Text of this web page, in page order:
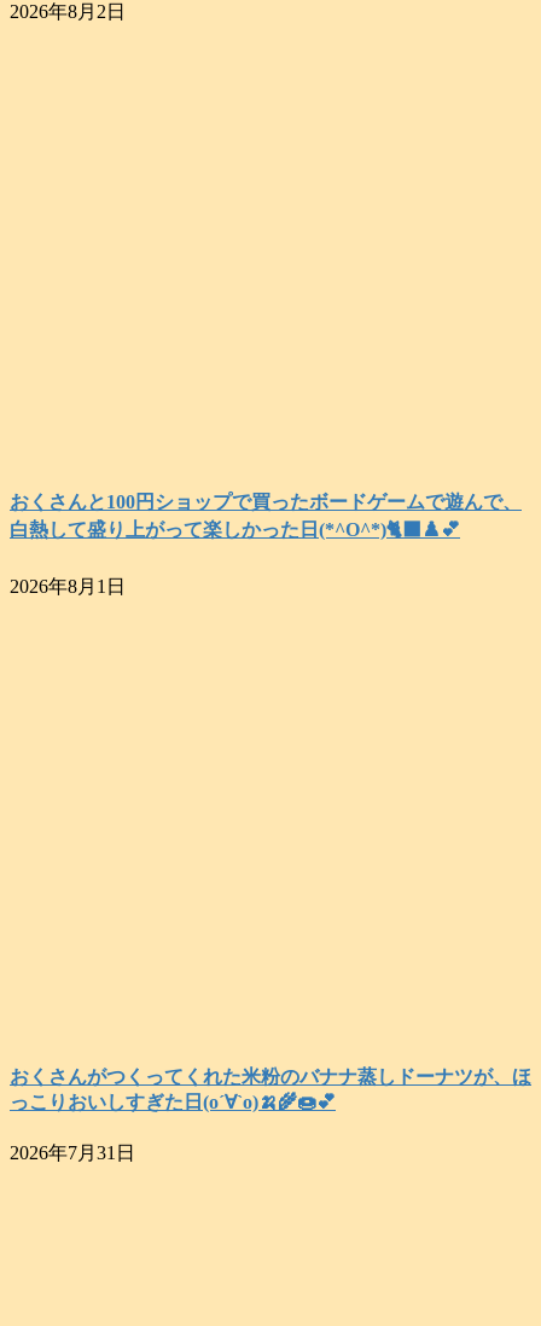
2026年8月2日
おくさんと100円ショップで買ったボードゲームで遊んで、
白熱して盛り上がって楽しかった日(*^O^*)🐈‍⬛♟️💕
2026年8月1日
おくさんがつくってくれた米粉のバナナ蒸しドーナツが、ほ
っこりおいしすぎた日(о´∀`о)🍌🌾🍩💕
2026年7月31日